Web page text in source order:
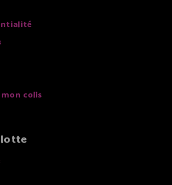
colis